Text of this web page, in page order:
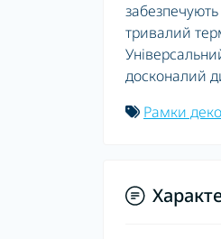
забезпечують
тривалий
досконалий
Рамки